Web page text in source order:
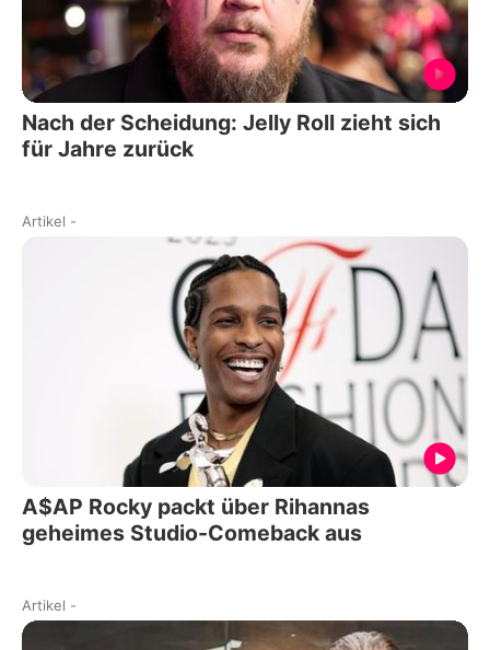
Nach der Scheidung: Jelly Roll zieht sich
für Jahre zurück
Artikel -
A$AP Rocky packt über Rihannas
geheimes Studio-Comeback aus
Artikel -